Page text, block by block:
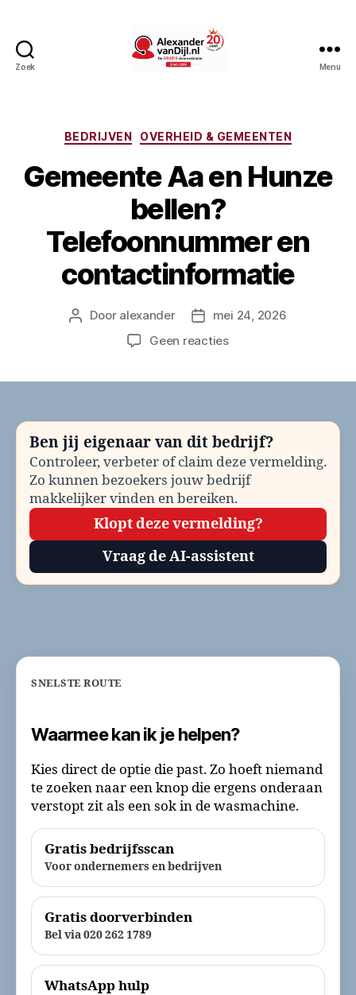
Zoek Menu
Categorieën
BEDRIJVEN OVERHEID & GEMEENTEN
Gemeente Aa en Hunze
bellen?
Telefoonnummer en
contactinformatie
Berichtauteur
Door alexander Berichtdatum
mei 24, 2026
Geen reactiesop
bellen?
Telefoonnummer
en
contactinformatie
Ben jij eigenaar van dit bedrijf?
Controleer, verbeter of claim deze vermelding.
Zo kunnen bezoekers jouw bedrijf
makkelijker vinden en bereiken.
Klopt deze vermelding?
Vraag de AI-assistent
SNELSTE ROUTE
Waarmee kan ik je helpen?
Kies direct de optie die past. Zo hoeft niemand
te zoeken naar een knop die ergens onderaan
verstopt zit als een sok in de wasmachine.
Gratis bedrijfsscan
Voor ondernemers en bedrijven
Gratis doorverbinden
Bel via 020 262 1789
WhatsApp hulp